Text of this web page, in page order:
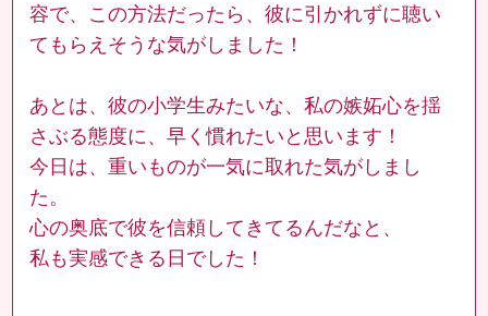
容で、この方法だったら、彼に引かれずに聴い
てもらえそうな気がしました！
あとは、彼の小学生みたいな、私の嫉妬心を揺
さぶる態度に、早く慣れたいと思います！
今日は、重いものが一気に取れた気がしまし
た。
心の奥底で彼を信頼してきてるんだなと、
私も実感できる日でした！